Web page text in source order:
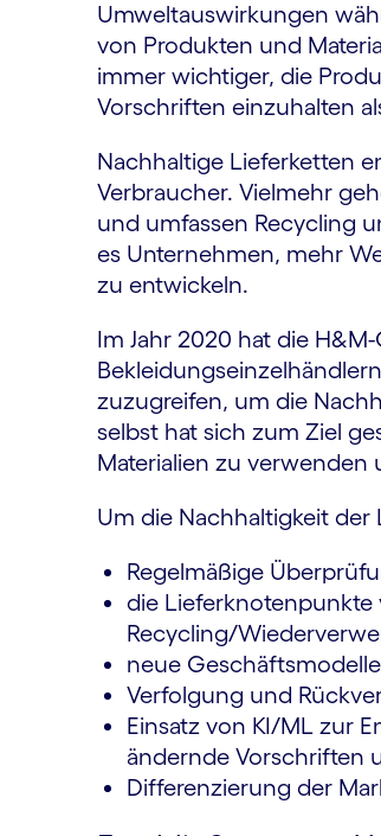
Umweltauswirkungen
von Produkten und
immer wichtiger, die
Vorschriften einzuhalten
Nachhaltige Lieferketten
Verbraucher. Vielmehr
und umfassen Recycling
es Unternehmen, mehr
zu entwickeln.
Im Jahr 2020 hat die
zuzugreifen, um die
selbst hat sich zum Ziel
Materialien zu verwenden
Um die Nachhaltigkeit
Regelmäßige
die
Recycling/
neue
Verfolgung und
Einsatz von KI/ML zur
ändernde Vorschriften
Differenzierung der